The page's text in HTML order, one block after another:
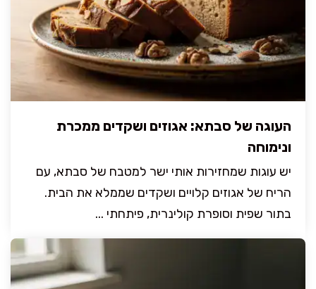
העוגה של סבתא: אגוזים ושקדים ממכרת
ונימוחה
יש עוגות שמחזירות אותי ישר למטבח של סבתא, עם
הריח של אגוזים קלויים ושקדים שממלא את הבית.
בתור שפית וסופרת קולינרית, פיתחתי ...